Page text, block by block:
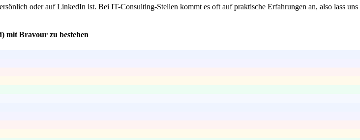
oder auf LinkedIn ist. Bei IT-Consulting-Stellen kommt es oft auf praktische Erfahrungen an, also lass uns
mit Bravour zu bestehen